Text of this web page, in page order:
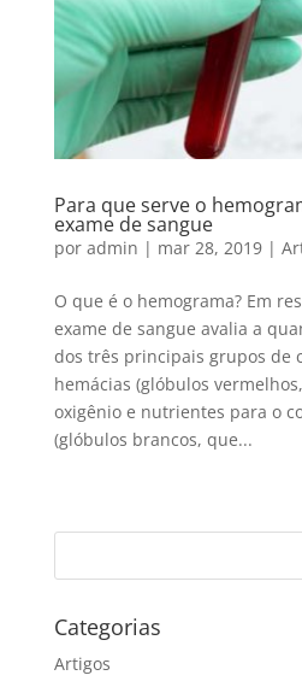
Para que serve o
exame de sangue
por admin | mar 28, 2019|
O que é o hemograma? Em
exame de sangue avalia a
dos três principais grupos de
hemácias (glóbulos
oxigênio e nutrientes para o
(glóbulos brancos, que...
Categorias
Artigos